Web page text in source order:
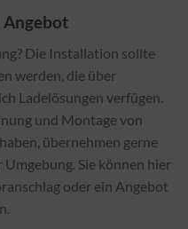
Die Installation sollte
werden, die über
Ladelösungen verfügen.
und Montage von
übernehmen gerne
Sie können hier
oder ein Angebot